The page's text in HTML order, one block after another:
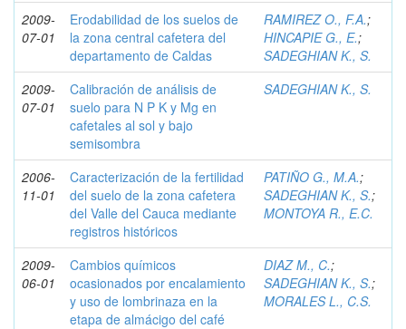
2009-
07-01
Erodabilidad de los suelos de
la zona central cafetera del
departamento de Caldas
RAMIREZ O., F.A.;
HINCAPIE G., E.;
SADEGHIAN K., S.
2009-
07-01
Calibración de análisis de
suelo para N P K y Mg en
cafetales al sol y bajo
semisombra
SADEGHIAN K., S.
2006-
11-01
Caracterización de la fertilidad
del suelo de la zona cafetera
del Valle del Cauca mediante
registros históricos
PATIÑO G., M.A.;
SADEGHIAN K., S.;
MONTOYA R., E.C.
2009-
06-01
Cambios químicos
ocasionados por encalamiento
y uso de lombrinaza en la
etapa de almácigo del café
DIAZ M., C.;
SADEGHIAN K., S.;
MORALES L., C.S.